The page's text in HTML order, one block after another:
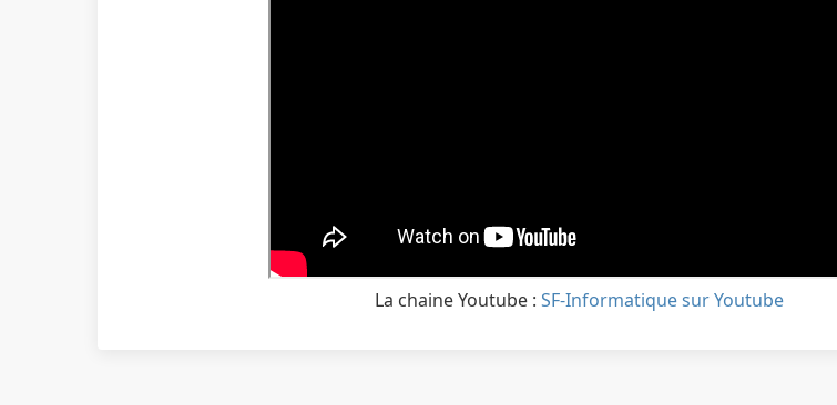
La chaine Youtube : SF-Informatique sur Youtube